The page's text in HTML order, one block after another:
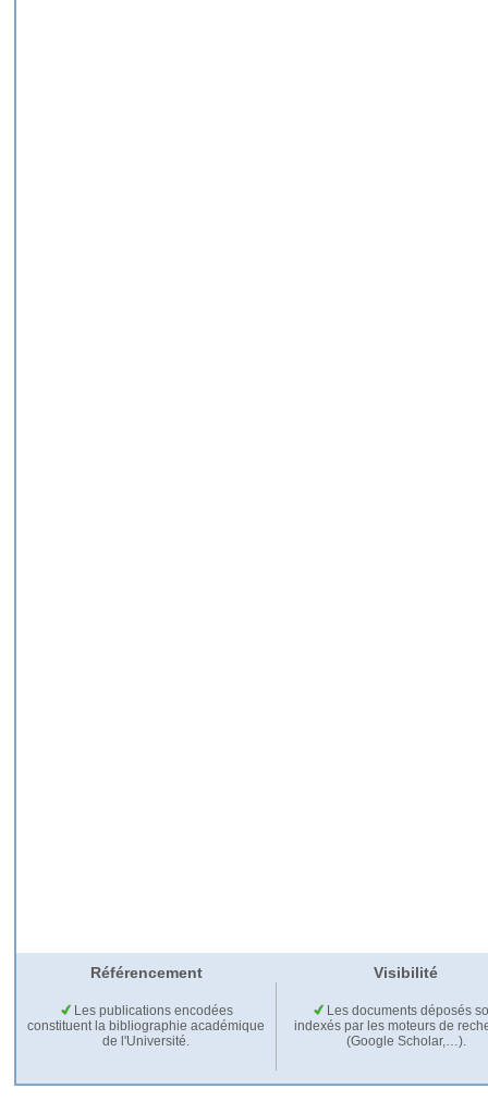
Référencement Visibilité
Les publications encodées
constituent la bibliographie académique
de l'Université.
Les documents déposés
indexés par les moteurs de
(Google Scholar,…).